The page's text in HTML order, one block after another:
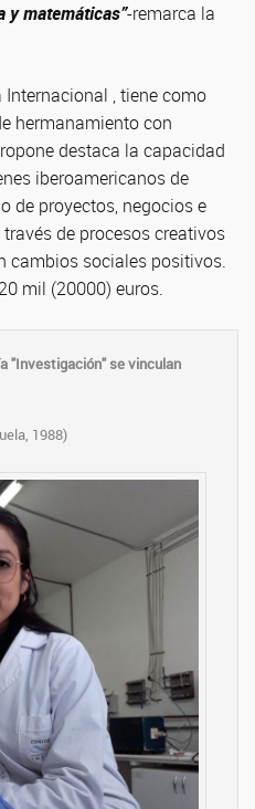
y matemáticas”-remarca la
Internacional , tiene como
hermanamiento con
destaca la capacidad
iberoamericanos de
de proyectos, negocios e
de procesos creativos
cambios sociales positivos.
mil (20000) euros.
"Investigación" se vinculan
1988)